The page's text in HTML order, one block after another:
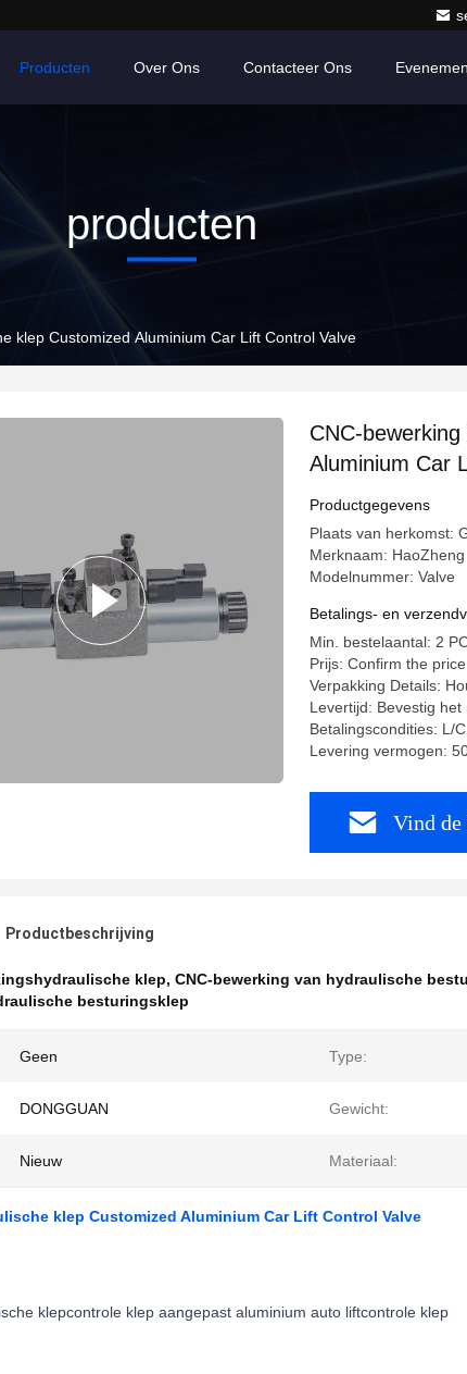
Producten Over Ons Contacteer Ons
producten
klep Customized Aluminium Car Lift Control Valve
CNC-
Aluminium Car
Productgegevens
Plaats van herkomst:
Merknaam: HaoZheng
Modelnummer: Valve
Betalings- en
Min. bestelaantal: 2
Prijs: Confirm the
Verpakking Details:
Levertijd: Bevestig het
Betalingscondities: L/
Levering vermogen:
Vind de
Productbeschrijving
klep, CNC-bewerking van hydraulische
besturingsklep
Geen Type:
DONGGUAN Gewicht:
Nieuw Materiaal:
klep Customized Aluminium Car Lift Control Valve
klepcontrole klep aangepast aluminium auto liftcontrole klep